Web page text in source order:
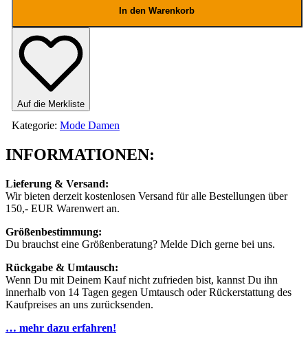
In den Warenkorb
Auf die Merkliste
Kategorie: Mode Damen
INFORMATIONEN:
Lieferung & Versand:
Wir bieten derzeit kostenlosen Versand für alle Bestellungen über
150,- EUR Warenwert an.
Größenbestimmung:
Du brauchst eine Größenberatung? Melde Dich gerne bei uns.
Rückgabe & Umtausch:
Wenn Du mit Deinem Kauf nicht zufrieden bist, kannst Du ihn
innerhalb von 14 Tagen gegen Umtausch oder Rückerstattung des
Kaufpreises an uns zurücksenden.
… mehr dazu erfahren!